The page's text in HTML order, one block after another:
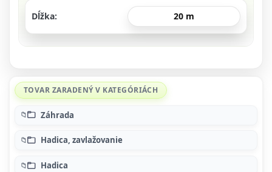
Dĺžka 20 m
TOVAR ZARADENÝ V KATEGÓRIÁCH
Záhrada
Hadica, zavlažovanie
Hadica